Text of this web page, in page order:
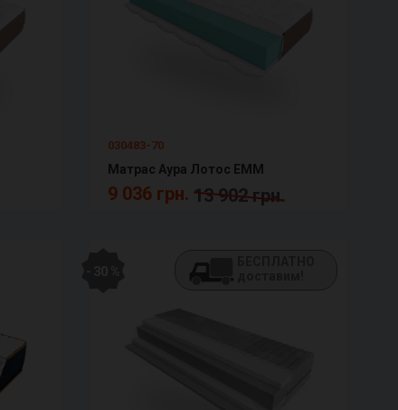
030483-70
Матрас Аура Лотос ЕММ
9 036 грн. 13 902 грн.